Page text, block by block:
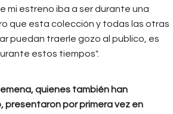
mi estreno iba a ser durante una
que esta colección y todas las otras
puedan traerle gozo al publico, es
estos tiempos".
quienes también han
presentaron por primera vez en